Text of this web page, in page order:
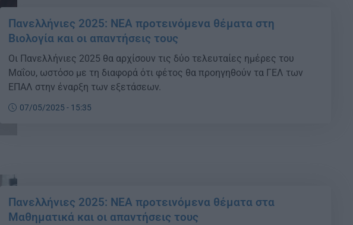
Πανελλήνιες 2025: ΝΕΑ προτεινόμενα θέματα στη
Βιολογία και οι απαντήσεις τους
Οι Πανελλήνιες 2025 θα αρχίσουν τις δύο τελευταίες ημέρες του
Μαΐου, ωστόσο με τη διαφορά ότι φέτος θα προηγηθούν τα ΓΕΛ των
ΕΠΑΛ στην έναρξη των εξετάσεων.
07/05/2025 - 15:35
Πανελλήνιες 2025: ΝΕΑ προτεινόμενα θέματα στα
Μαθηματικά και οι απαντήσεις τους